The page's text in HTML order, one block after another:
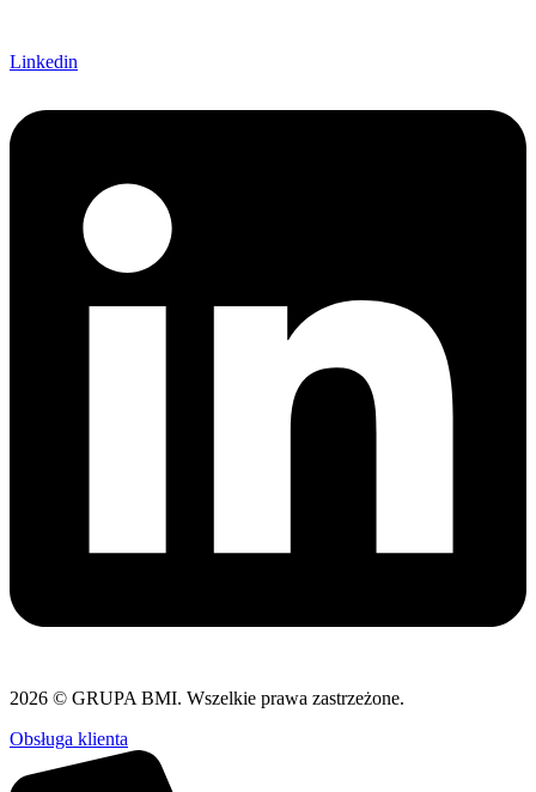
Linkedin
2026 © GRUPA BMI. Wszelkie prawa zastrzeżone.
Obsługa klienta